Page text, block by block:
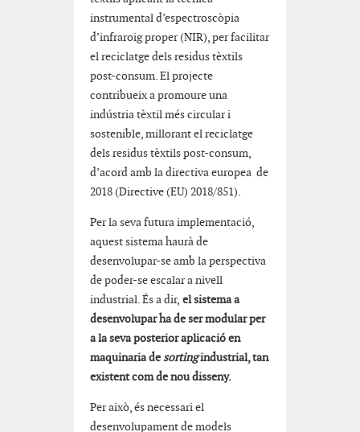
instrumental d’espectroscòpia
d’infraroig proper (NIR), per facilitar
el reciclatge dels residus tèxtils
post-consum. El projecte
contribueix a promoure una
indústria tèxtil més circular i
sostenible, millorant el reciclatge
dels residus tèxtils post-consum,
d’acord amb la directiva europea de
2018 (Directive (EU) 2018/851).
Per la seva futura implementació,
aquest sistema haurà de
desenvolupar-se amb la perspectiva
de poder-se escalar a nivell
industrial. És a dir, el sistema a
desenvolupar ha de ser modular per
a la seva posterior aplicació en
maquinaria desortingindustrial, tan
existent com de nou disseny.
Per això, és necessari el
desenvolupament de models